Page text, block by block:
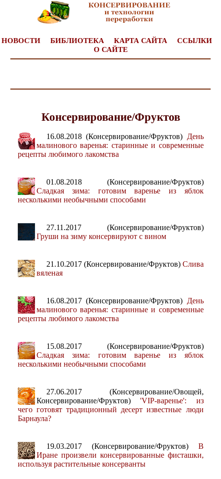
НОВОСТИ БИБЛИОТЕКА КАРТА САЙТА
ССЫЛКИ
О САЙТЕ
Консервирование/Фруктов
16.08.2018 (Консервирование/Фруктов) День
малинового варенья: старинные и современные
рецепты любимого лакомства
01.08.2018 (Консервирование/Фруктов)
Сладкая зима: готовим варенье из яблок
несколькими необычными способами
27.11.2017 (Консервирование/Фруктов)
Груши на зиму консервируют с вином
21.10.2017 (Консервирование/Фруктов) Слива
вяленая
16.08.2017 (Консервирование/Фруктов) День
малинового варенья: старинные и современные
рецепты любимого лакомства
15.08.2017 (Консервирование/Фруктов)
Сладкая зима: готовим варенье из яблок
несколькими необычными способами
27.06.2017 (Консервирование/Овощей,
Консервирование/Фруктов) 'VIP-варенье': из
чего готовят традиционный десерт известные люди
Барнаула?
19.03.2017 (Консервирование/Фруктов) В
Иране произвели консервированные фисташки,
используя растительные консерванты